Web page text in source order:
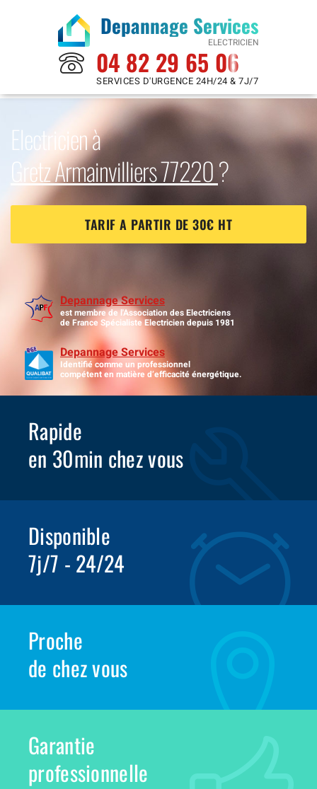
Depannage Services
ELECTRICIEN
04 82 29 65 06
SERVICES D'URGENCE 24H/24 & 7J/7
Electricien à
Gretz Armainvilliers 77220?
TARIF A PARTIR DE 30€ HT
Depannage Services
est membre de l'Association des Electriciens
de France Spécialiste Electricien depuis 1981
Depannage Services
Identifié comme un professionnel
compétent en matière d’efficacité énergétique.
Rapide
en 30min chez vous
Disponible
7j/7 - 24/24
Proche
de chez vous
Garantie
professionnelle